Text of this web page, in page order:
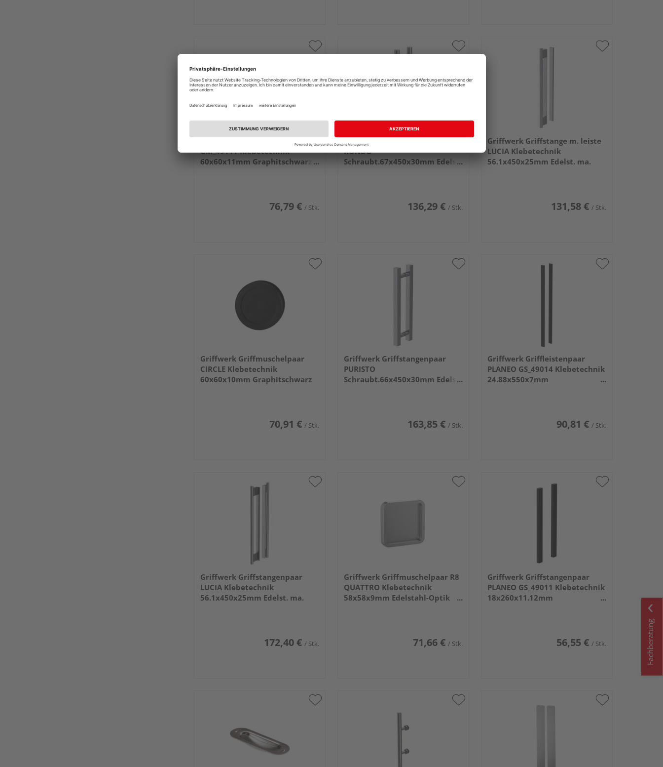
Griffwerk Griffmuschelpaar
GM_49111 Klebetechnik
60x60x11mm Graphitschwarz-
76,79 € / Stk.
Griffwerk Griffstangenpaar
RONDO
Schraubt.67x450x30mm Edelst.
136,29 € / Stk.
Griffwerk Griffstange m. leiste
LUCIA Klebetechnik
56.1x450x25mm Edelst. ma.
131,58 € / Stk.
Griffwerk Griffmuschelpaar
CIRCLE Klebetechnik
60x60x10mm Graphitschwarz
70,91 € / Stk.
Griffwerk Griffstangenpaar
PURISTO
Schraubt.66x450x30mm Edelst.
163,85 € / Stk.
Griffwerk Griffleistenpaar
PLANEO GS_49014 Klebetechnik
24.88x550x7mm
90,81 € / Stk.
Griffwerk Griffstangenpaar
LUCIA Klebetechnik
56.1x450x25mm Edelst. ma.
172,40 € / Stk.
Griffwerk Griffmuschelpaar R8
QUATTRO Klebetechnik
58x58x9mm Edelstahl-Optik
71,66 € / Stk.
Griffwerk Griffstangenpaar
PLANEO GS_49011 Klebetechnik
18x260x11.12mm
56,55 € / Stk. Fachberatung